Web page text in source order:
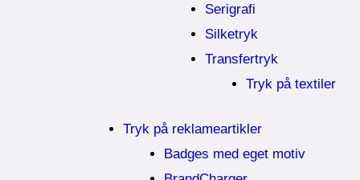
Serigrafi
Silketryk
Transfertryk
Tryk på textiler
Tryk på reklameartikler
Badges med eget motiv